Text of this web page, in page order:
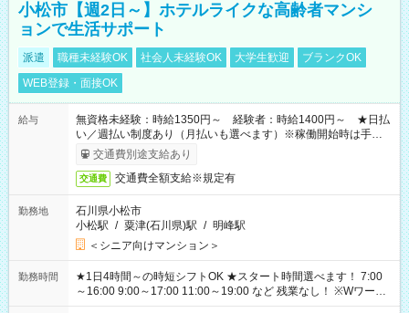
小松市【週2日～】ホテルライクな高齢者マンシ
ョンで生活サポート
派遣 職種未経験OK 社会人未経験OK 大学生歓迎
ブランクOK
WEB登録・面接OK
給与
無資格未経験：時給1350円～ 経験者：時給1400円～ ★日払
い／週払い制度あり（月払いも選べます）※稼働開始時は手続き
完了次第のお支払いとなります。
交通費別途支給あり
交通費 交通費全額支給※規定有
勤務地
石川県小松市
小松駅 / 粟津(石川県)駅 / 明峰駅
＜シニア向けマンション＞
勤務時間
★1日4時間～の時短シフトOK ★スタート時間選べます！ 7:00
～16:00 9:00～17:00 11:00～19:00 など 残業なし！ ※Wワーク
の場合、他のお仕事と合わせ週40時間超の就業はご案内できま